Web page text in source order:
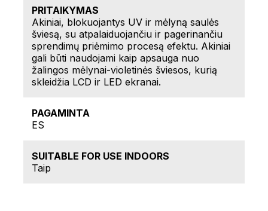
PRITAIKYMAS
Akiniai, blokuojantys UV ir mėlyną saulės
šviesą, su atpalaiduojančiu ir pagerinančiu
sprendimų priėmimo procesą efektu. Akiniai
gali būti naudojami kaip apsauga nuo
žalingos mėlynai-violetinės šviesos, kurią
skleidžia LCD ir LED ekranai.
PAGAMINTA
ES
SUITABLE FOR USE INDOORS
Taip